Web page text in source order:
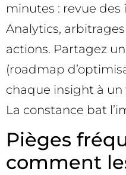
minutes : revue des
Analytics,
actions. Partagez
(roadmap
chaque insight à un
La constance bat
Pièges
comment